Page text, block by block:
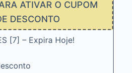
ATIVAR O CUPOM
DESCONTO
[7] – Expira Hoje!